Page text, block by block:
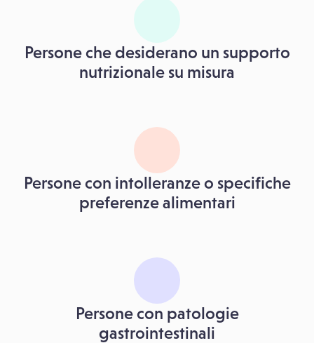
Persone che desiderano un supporto
nutrizionale su misura
Persone con intolleranze o specifiche
preferenze alimentari
Persone con patologie
gastrointestinali